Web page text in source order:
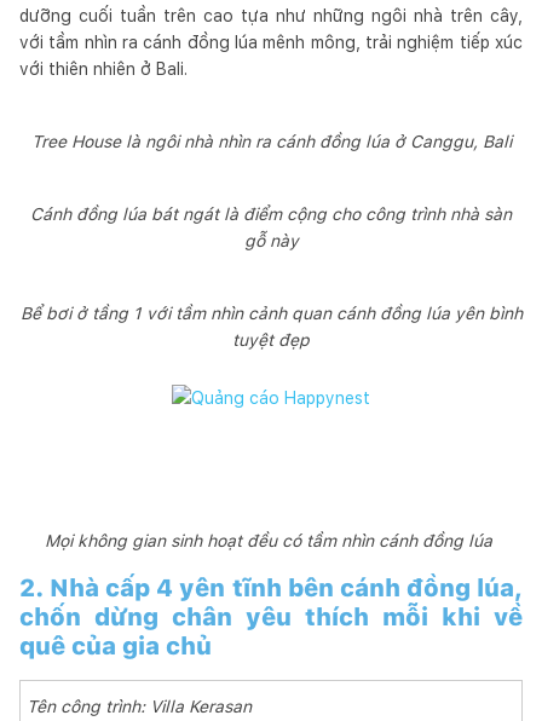
dưỡng cuối tuần trên cao tựa như những ngôi nhà trên cây,
với tầm nhìn ra cánh đồng lúa mênh mông, trải nghiệm tiếp xúc
với thiên nhiên ở Bali.
Tree House là ngôi nhà nhìn ra cánh đồng lúa ở Canggu, Bali
Cánh đồng lúa bát ngát là điểm cộng cho công trình nhà sàn
gỗ này
Bể bơi ở tầng 1 với tầm nhìn cảnh quan cánh đồng lúa yên bình
tuyệt đẹp
Mọi không gian sinh hoạt đều có tầm nhìn cánh đồng lúa
2. Nhà cấp 4 yên tĩnh bên cánh đồng lúa,
chốn dừng chân yêu thích mỗi khi về
quê của gia chủ
Tên công trình: Villa Kerasan